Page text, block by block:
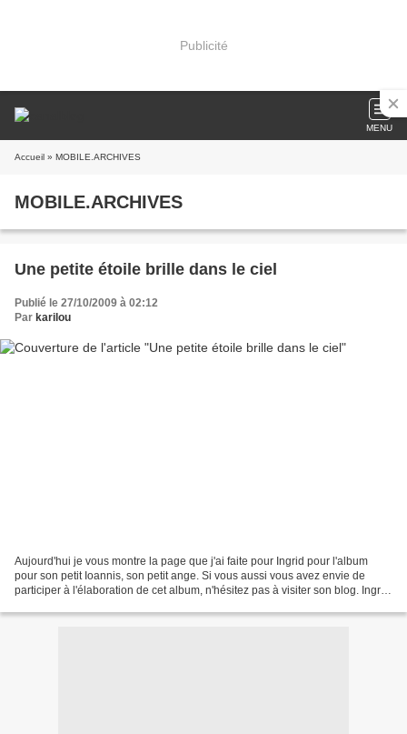
Publicité
MENU
Accueil » MOBILE.ARCHIVES
MOBILE.ARCHIVES
Une petite étoile brille dans le ciel
Publié le 27/10/2009 à 02:12
Par karilou
Aujourd'hui je vous montre la page que j'ai faite pour Ingrid pour l'album
pour son petit Ioannis, son petit ange. Si vous aussi vous avez envie de
participer à l'élaboration de cet album, n'hésitez pas à visiter son blog. Ingrid